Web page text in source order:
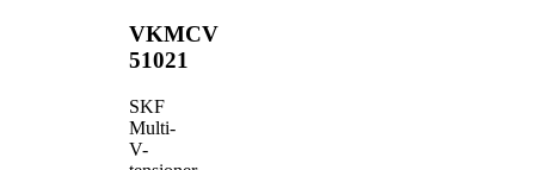
VKMCV
51021
SKF
Multi-
V-